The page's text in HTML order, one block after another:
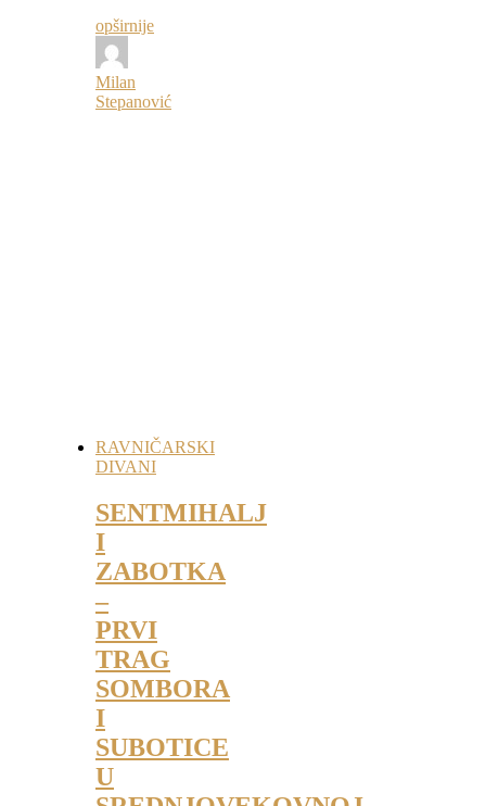
opširnije
Milan
Stepanović
RAVNIČARSKI
DIVANI
SENTMIHALJ
I
ZABOTKA
–
PRVI
TRAG
SOMBORA
I
SUBOTICE
U